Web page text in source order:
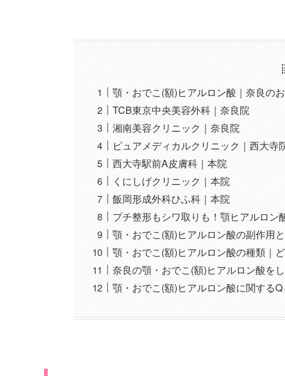
顎・おでこ(額)ヒアルロン酸｜奈良の
TCB東京中央美容外科｜奈良院
湘南美容クリニック｜奈良院
ピュアメディカルクリニック｜西大
西大寺駅前A皮膚科｜本院
くにしげクリニック｜本院
飯岡形成外科ひふ科｜本院
プチ整形もシワ取りも！顎ヒアルロ
顎・おでこ(額)ヒアルロン酸の副作用
顎・おでこ(額)ヒアルロン酸の種類｜
奈良の顎・おでこ(額)ヒアルロン酸を
顎・おでこ(額)ヒアルロン酸に関する